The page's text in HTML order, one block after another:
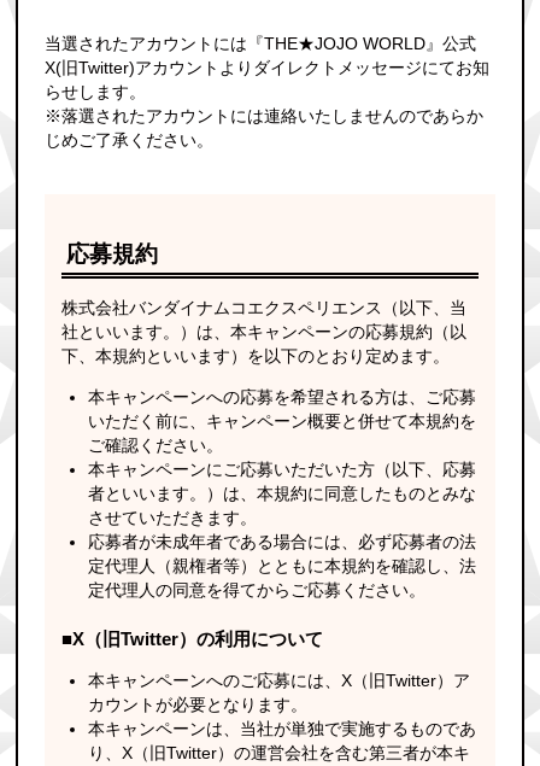
当選されたアカウントには『THE★JOJO WORLD』公式
X(旧Twitter)アカウントよりダイレクトメッセージにてお知
らせします。
※落選されたアカウントには連絡いたしませんのであらか
じめご了承ください。
応募規約
株式会社バンダイナムコエクスペリエンス（以下、当
社といいます。）は、本キャンペーンの応募規約（以
下、本規約といいます）を以下のとおり定めます。
本キャンペーンへの応募を希望される方は、ご応募
いただく前に、キャンペーン概要と併せて本規約を
ご確認ください。
本キャンペーンにご応募いただいた方（以下、応募
者といいます。）は、本規約に同意したものとみな
させていただきます。
応募者が未成年者である場合には、必ず応募者の法
定代理人（親権者等）とともに本規約を確認し、法
定代理人の同意を得てからご応募ください。
■X（旧Twitter）の利用について
本キャンペーンへのご応募には、X（旧Twitter）ア
カウントが必要となります。
本キャンペーンは、当社が単独で実施するものであ
り、X（旧Twitter）の運営会社を含む第三者が本キ